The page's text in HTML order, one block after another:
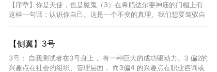
【序章】你是天使，也是魔鬼（3）在希腊达尔斐神庙的门楣上有
这样一句话：认识你自己。这是一个不变的真理。我们想要驾驭自
【侧翼】3号
3号： 自我测试者在3号身上， 有一种巨大的成功驱动力。3 偏2的
兴趣点在社会的组织、管理层面， 而3偏4 的兴趣点在职业咨询或